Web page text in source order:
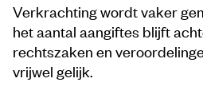
Verkrachting wordt vaker
het aantal aangiftes blijft
rechtszaken en
vrijwel gelijk.